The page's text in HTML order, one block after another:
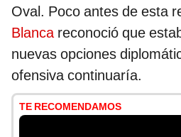
Oval. Poco antes de esta
Blancareconoció que
nuevas opciones
ofensiva continuaría.
TE RECOMENDAMOS